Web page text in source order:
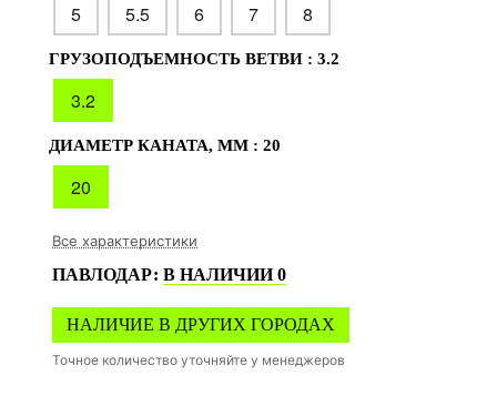
5
5.5 6 7 8
ГРУЗОПОДЪЕМНОСТЬ ВЕТВИ : 3.2
3.2
ДИАМЕТР КАНАТА, ММ : 20
20
Все характеристики
ПАВЛОДАР: В НАЛИЧИИ0
НАЛИЧИЕ В ДРУГИХ ГОРОДАХ
Точное количество уточняйте у менеджеров